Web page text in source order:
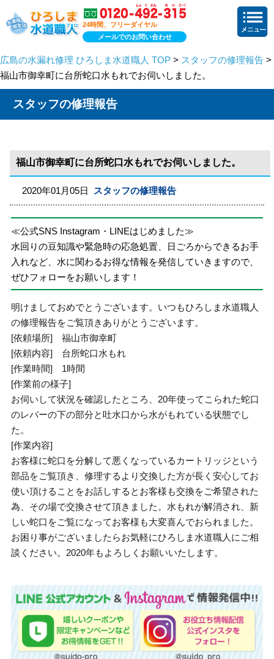
24時間、フリーダイヤル
メールでのお問い合わせ
広島の水漏れ修理 ひろしま水道職人 TOP > スタッフの修理報告 >
福山市御幸町に台所蛇口水もれでお伺いしました。
スタッフの修理報告
福山市御幸町に台所蛇口水もれでお伺いしました。
2020年01月05日 スタッフの修理報告
≪公式SNS Instagram・LINEはじめました≫
水回りの豆知識や緊急時の応急処置、日ごろからできるお手
入れなど、水に関わるお得な情報を発信していきますので、
ぜひフォローをお願いします！
明けましておめでとうございます。いつもひろしま水道職人
の修理報告をご覧頂きありがとうございます。
[依頼場所] 福山市御幸町
[依頼内容] 台所蛇口水もれ
[作業時間] 1時間
[作業前の様子]
お伺いして状況を確認したところ、20年使ってこられた蛇口
のレバーの下の部分と吐水口から水がもれている状態でし
た。
[作業内容]
お客様に蛇口を分解して悪くなっているカートリッジという
部品をご覧頂き、修理するより交換した方が長く安心してお
使い頂けることをお話しするとお客様も交換をご希望された
為、その場で交換させて頂きました。水もれが解消され、新
しい蛇口をご覧になってお客様も大変喜んでおられました。
お困り事がございましたらお気軽にひろしま水道職人にご相
談ください。2020年もよろしくお願いいたします。